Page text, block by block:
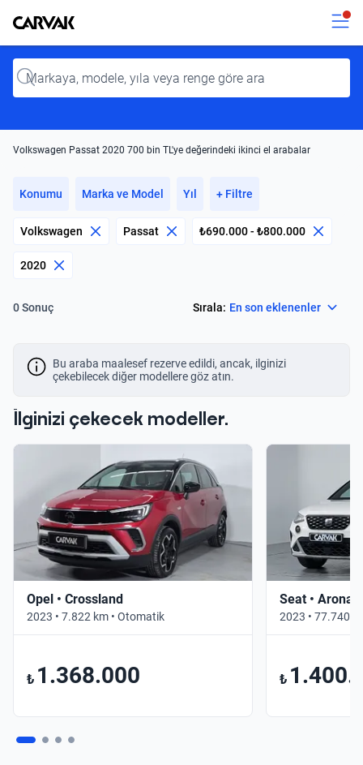
Kavak
Input
Volkswagen Passat 2020 700 bin TL'ye değerindeki ikinci el arabalar
Konumu Marka ve Model Yıl + Filtre
Volkswagen Passat ₺690.000 - ₺800.000
2020
0 Sonuç Sırala: En son eklenenler
Bu araba maalesef rezerve edildi, ancak, ilginizi
çekebilecek diğer modellere göz atın.
İlginizi çekecek modeller.
Opel • Crossland
2023 • 7.822 km • Otomatik
₺ 1.368.000
Seat • Arona
2023 • 77.740
₺